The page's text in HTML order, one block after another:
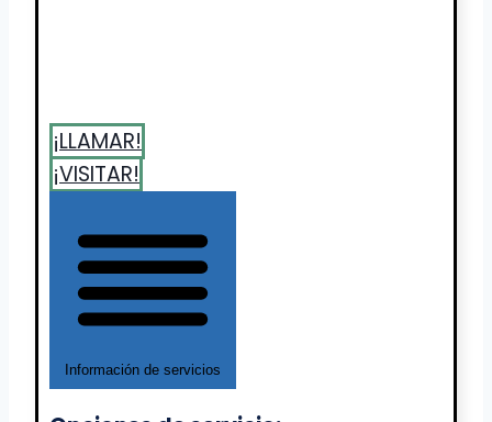
¡LLAMAR!
¡VISITAR!
Información de servicios